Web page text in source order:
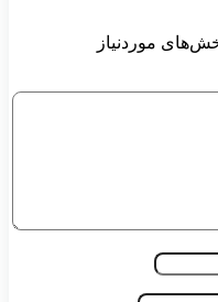
موردنیاز